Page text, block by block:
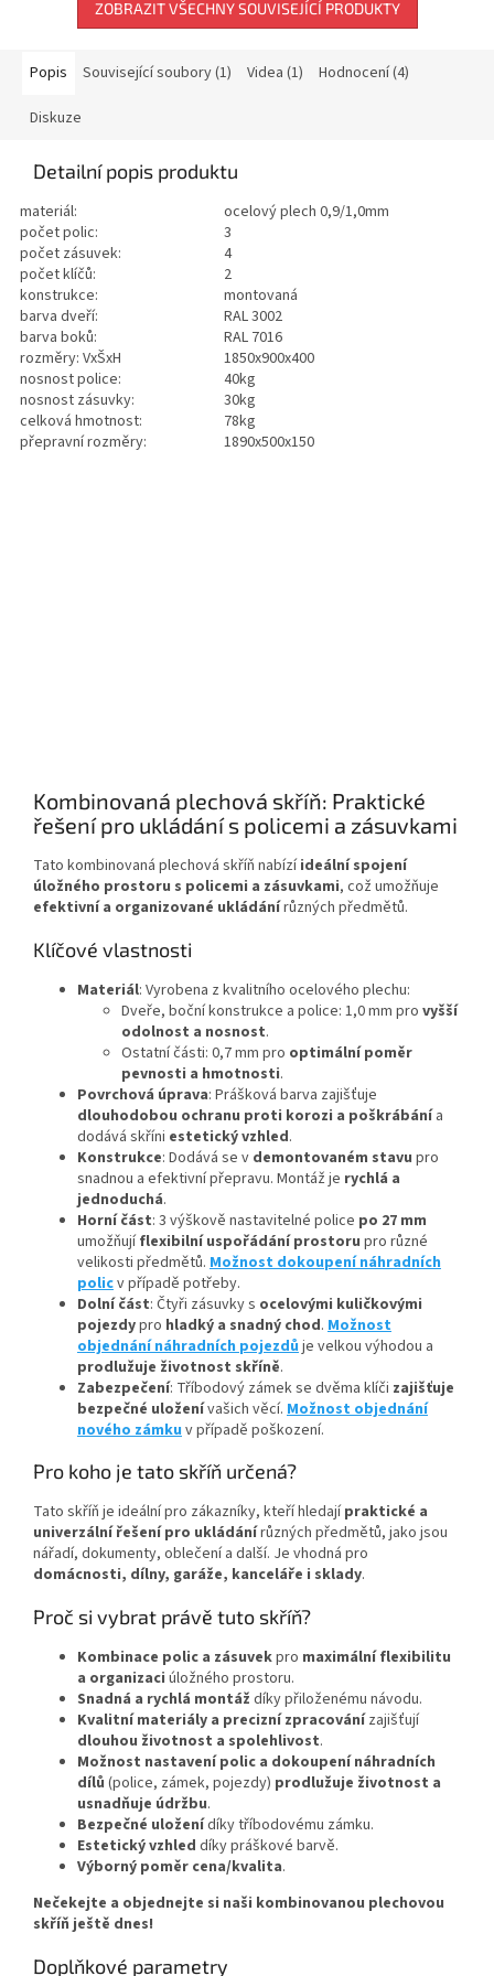
ZOBRAZIT VŠECHNY SOUVISEJÍCÍ PRODUKTY
Popis Související soubory (1) Videa (1) Hodnocení (4)
Diskuze
Detailní popis produktu
materiál:
ocelový plech 0,9/1,0mm
počet polic:
3
počet zásuvek:
4
počet klíčů:
2
konstrukce:
montovaná
barva dveří:
RAL 3002
barva boků:
RAL 7016
rozměry: VxŠxH
1850x900x400
nosnost police:
40kg
nosnost zásuvky:
30kg
celková hmotnost:
78kg
přepravní rozměry:
1890x500x150
Kombinovaná plechová skříň: Praktické
řešení pro ukládání s policemi a zásuvkami
Tato kombinovaná plechová skříň nabízíideální spojení
úložného prostoru s policemi a zásuvkami, což umožňuje
efektivní a organizované ukládánírůzných předmětů.
Klíčové vlastnosti
Materiál: Vyrobena z kvalitního ocelového plechu:
Dveře, boční konstrukce a police: 1,0 mm pro vyšší
odolnost a nosnost.
Ostatní části: 0,7 mm pro optimální poměr
pevnosti a hmotnosti.
Povrchová úprava: Prášková barva zajišťuje
dlouhodobou ochranu proti korozi a poškrábánía
dodává skříni estetický vzhled.
Konstrukce: Dodává se v demontovaném stavu pro
snadnou a efektivní přepravu. Montáž je rychlá a
jednoduchá.
Horní část: 3 výškově nastavitelné police po 27 mm
umožňujíflexibilní uspořádání prostoru pro různé
velikosti předmětů. Možnost dokoupení náhradních
policv případě potřeby.
Dolní část: Čtyři zásuvky s ocelovými kuličkovými
pojezdypro hladký a snadný chod. Možnost
objednání náhradních pojezdů je velkou výhodou a
prodlužuje životnost skříně.
Zabezpečení: Tříbodový zámek se dvěma klíči zajišťuje
bezpečné uloženívašich věcí. Možnost objednání
nového zámku v případě poškození.
Pro koho je tato skříň určená?
Tato skříň je ideální pro zákazníky, kteří hledajípraktické a
univerzální řešení pro ukládánírůzných předmětů, jako jsou
nářadí, dokumenty, oblečení a další. Je vhodná pro
domácnosti, dílny, garáže, kanceláře i sklady.
Proč si vybrat právě tuto skříň?
Kombinace polic a zásuvekpro maximální flexibilitu
a organizaci úložného prostoru.
Snadná a rychlá montáž díky přiloženému návodu.
Kvalitní materiály a precizní zpracovánízajišťují
dlouhou životnost a spolehlivost.
Možnost nastavení polic a dokoupení náhradních
dílů (police, zámek, pojezdy) prodlužuje životnost a
usnadňuje údržbu.
Bezpečné uloženídíky tříbodovému zámku.
Estetický vzhled díky práškové barvě.
Výborný poměr cena/kvalita.
Nečekejte a objednejte si naši kombinovanou plechovou
skříň ještě dnes!
Doplňkové parametry